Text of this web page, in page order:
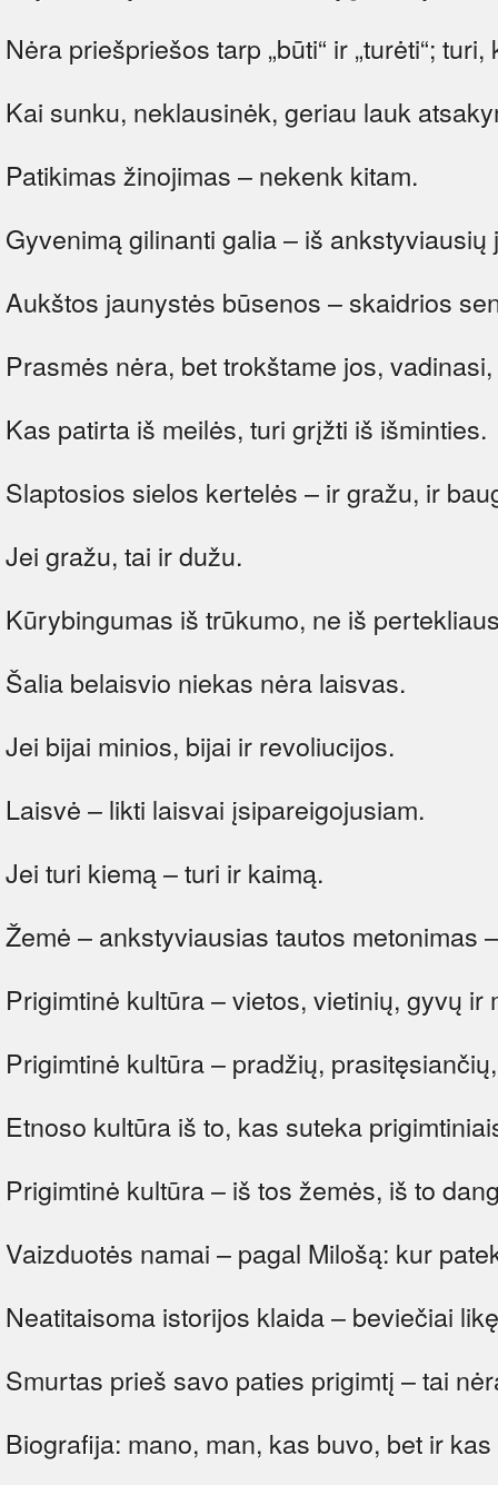
Nėra priešpriešos tarp „būti“ ir „turėti“;
Kai sunku, neklausinėk, geriau lauk
Patikimas žinojimas – nekenk kitam.
Gyvenimą gilinanti galia – iš ankstyviausių
Aukštos jaunystės būsenos – skaidrios
Prasmės nėra, bet trokštame jos,
Kas patirta iš meilės, turi grįžti iš išminties.
Slaptosios sielos kertelės – ir gražu, ir
Jei gražu, tai ir dužu.
Kūrybingumas iš trūkumo, ne iš
Šalia belaisvio niekas nėra laisvas.
Jei bijai minios, bijai ir revoliucijos.
Laisvė – likti laisvai įsipareigojusiam.
Jei turi kiemą – turi ir kaimą.
Žemė – ankstyviausias tautos metonimas
Prigimtinė kultūra – vietos, vietinių, gyvų ir
Prigimtinė kultūra – pradžių,
Etnoso kultūra iš to, kas suteka
Prigimtinė kultūra – iš tos žemės, iš to
Vaizduotės namai – pagal Milošą: kur
Neatitaisoma istorijos klaida – beviečiai
Smurtas prieš savo paties prigimtį – tai
Biografija: mano, man, kas buvo, bet ir